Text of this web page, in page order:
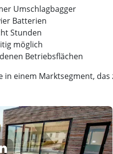
Umschlagbagger
Batterien
Stunden
möglich
Betriebsflächen
einem Marktsegment,